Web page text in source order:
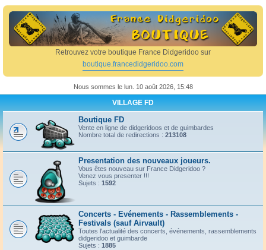
e
r
Retrouvez votre boutique France Didgeridoo sur
boutique.francedidgeridoo.com
Nous sommes le lun. 10 août 2026, 15:48
VILLAGE FD
Boutique FD
Vente en ligne de didgeridoos et de guimbardes
Nombre total de redirections : 213108
Presentation des nouveaux joueurs.
Vous êtes nouveau sur France Didgeridoo ?
Venez vous presenter !!!
Sujets : 1592
Concerts - Evénements - Rassemblements -
Festivals (sauf Airvault)
Toutes l'actualité des concerts, événements, rassemblements
didgeridoo et guimbarde
Sujets : 1885